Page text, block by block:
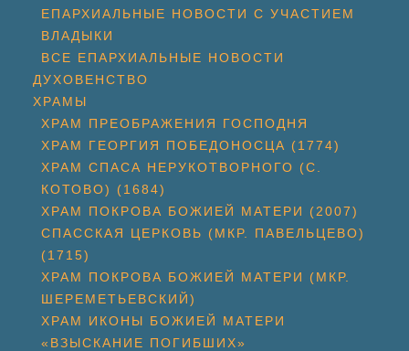
ЕПАРХИАЛЬНЫЕ НОВОСТИ С УЧАСТИЕМ
ВЛАДЫКИ
ВСЕ ЕПАРХИАЛЬНЫЕ НОВОСТИ
ДУХОВЕНСТВО
ХРАМЫ
ХРАМ ПРЕОБРАЖЕНИЯ ГОСПОДНЯ
ХРАМ ГЕОРГИЯ ПОБЕДОНОСЦА (1774)
ХРАМ СПАСА НЕРУКОТВОРНОГО (С.
КОТОВО) (1684)
ХРАМ ПОКРОВА БОЖИЕЙ МАТЕРИ (2007)
СПАССКАЯ ЦЕРКОВЬ (МКР. ПАВЕЛЬЦЕВО)
(1715)
ХРАМ ПОКРОВА БОЖИЕЙ МАТЕРИ (МКР.
ШЕРЕМЕТЬЕВСКИЙ)
ХРАМ ИКОНЫ БОЖИЕЙ МАТЕРИ
«ВЗЫСКАНИЕ ПОГИБШИХ»